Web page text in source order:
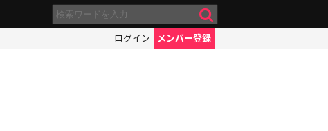
ログイン メンバー登録